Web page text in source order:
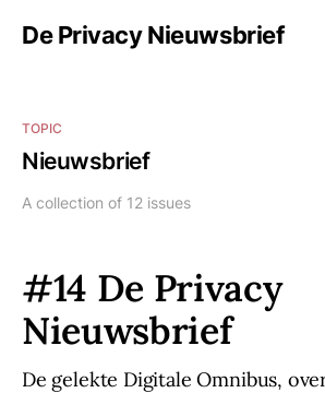
De Privacy Nieuwsbrief
TOPIC
Nieuwsbrief
A collection of 12 issues
#14 De Privacy
Nieuwsbrief
De gelekte Digitale Omnibus,